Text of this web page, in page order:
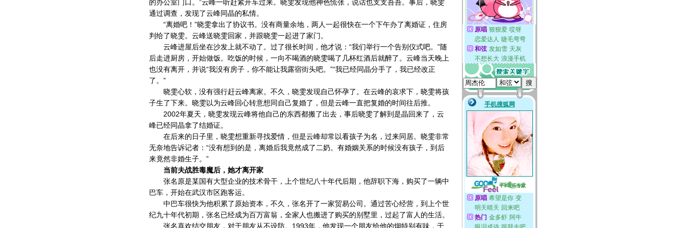
的办公室门口。”云峰一听赶紧开车过来。晓雯发现他神色慌张，说话也支支吾吾。事后，晓雯
通过调查，发现了云峰同晶的私情。
“离婚吧！”晓雯拿出了协议书。没有商量余地，两人一起很快在一个下午办了离婚证，住房
判给了晓雯。云峰送晓雯回家，并跟晓雯一起进了家门。
云峰进屋后坐在沙发上就不动了。过了很长时间，他才说：“我们举行一个告别仪式吧。”随
后走进厨房，开始做饭。吃饭的时候，一向不喝酒的晓雯喝了几杯红酒后就醉了。云峰当天晚上
也没有离开，并说“我没有房子，你不能让我露宿街头吧。”“我已经同晶分手了，我已经改正
了。”
晓雯心软，没有强行赶云峰离家。不久，晓雯发现自己怀孕了。在云峰的哀求下，晓雯将孩
子生了下来。晓雯以为云峰回心转意想同自己复婚了，但是云峰一直把复婚的时间往后推。
2002年夏天，晓雯发现云峰将他自己的东西都搬了出去，事后晓雯了解到是晶回来了，云
峰已经同晶拿了结婚证。
在后来的日子里，晓雯想重新寻找爱情，但是云峰却常以看孩子为名，过来同居。晓雯非常
无奈地告诉记者：“没有想到的是，离婚后我竟然成了二奶。有婚姻关系的时候没有孩子，到后
来竟然非婚生子。”
当前夫战胜毒魔后，她才离开家
张名原是某国有大型企业的技术骨干，上个世纪八十年代后期，他辞职下海，购买了一辆中
巴车，开始在武汉市区跑客运。
中巴车很快为他积累了原始资本，不久，张名开了一家贸易公司。通过苦心经营，到上个世
纪九十年代初期，张名已经成为百万富翁，全家人也搬进了购买的别墅里，过起了富人的生活。
张名喜欢结交朋友，对于朋友从不设防。1993年，他发现一个朋友给他的烟特别有味，于